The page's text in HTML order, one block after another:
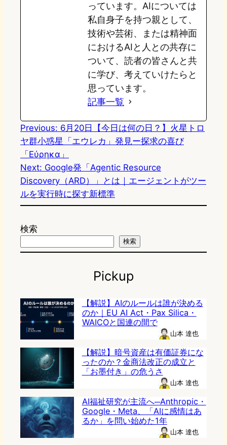
っています。AIについては
私自身子を持つ親として、
技術や芸術、または精神面
におけるAIと人との共存に
ついて、読者の皆さんと共
に学び、考えていけたらと
思っています。
記事一覧
Previous: 6月20日【今日は何の日？】火星トロ
ヤ群小惑星「エウレカ」発見ー探求の喜び
「Εύρηκα」
Next: Google発「Agentic Resource
Discovery（ARD）」とは｜エージェントがツー
ルを実行時に探す新標準
検索
検索
Pickup
【解説】AIのルールは誰が決める
のか｜EU AI Act・Pax Silica・
WAICOと国連の間で
山本 達也
【解説】暗号資産は有価証券にな
ったのか？金商法改正の成立と
「お墨付き」の危うさ
山本 達也
AI福祉研究が主流へ─Anthropic・
Google・Meta、「AIに感情はあ
るか」を問い始めた1年
山本 達也